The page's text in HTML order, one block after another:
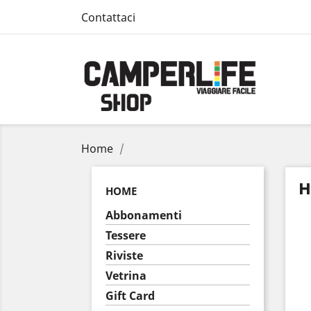
Contattaci
Home
HOME
Abbonamenti
Tessere
Riviste
Vetrina
Gift Card